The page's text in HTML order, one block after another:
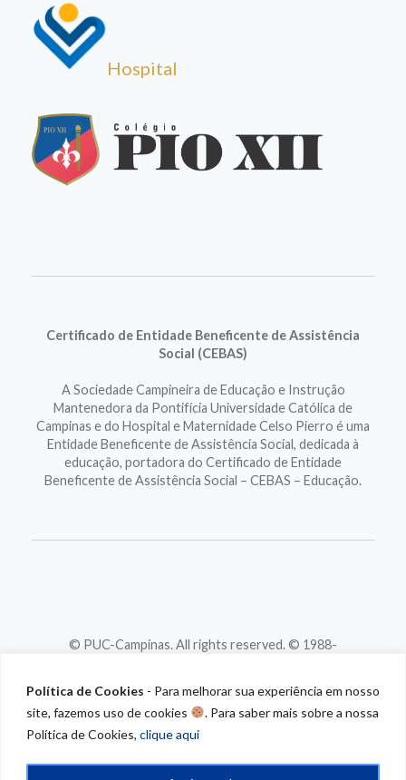
Política de Cookies - Para melhorar sua experiência em nosso
site, fazemos uso de cookies
. Para saber mais sobre a nossa
Política de Cookies, clique aqui
Hospital
Certificado de Entidade Beneficente de Assistência
Social (CEBAS)
A Sociedade Campineira de Educação e Instrução
Mantenedora da Pontifícia Universidade Católica de
Campinas e do Hospital e Maternidade Celso Pierro é uma
Entidade Beneficente de Assistência Social, dedicada à
educação, portadora do Certificado de Entidade
Beneficente de Assistência Social – CEBAS – Educação.
© PUC-Campinas. All rights reserved. © 1988-